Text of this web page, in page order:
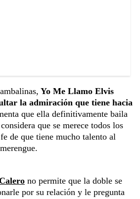
Yo Me Llamo Elvis
la admiración que tiene hacia
que ella definitivamente baila
que se merece todos los
de que tiene mucho talento al
no permite que la doble se
por su relación y le pregunta